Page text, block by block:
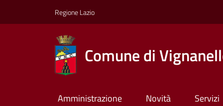
Regione Lazio
Comune di
Amministrazione Novità Servizi